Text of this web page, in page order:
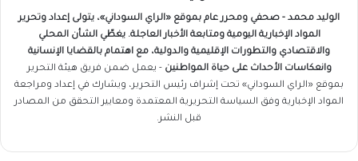
الوليد محمد - صحفي ومحرر عام بموقع «الراي السوداني»، يتولى إعداد وتحرير
المواد الإخبارية اليومية ومتابعة الأخبار العاجلة. يغطّي الشأن المحلي
والاقتصادي والتطورات الإقليمية والدولية، مع اهتمام بالقضايا الإنسانية
وانعكاسات الأحداث على حياة المواطنين - يعمل ضمن فريق هيئة التحرير
بموقع «الراي السوداني» تحت إشراف رئيس التحرير، ويشارك في إعداد ومراجعة
المواد الإخبارية وفق السياسة التحريرية المعتمدة ومعايير التحقق من المصادر
قبل النشر.